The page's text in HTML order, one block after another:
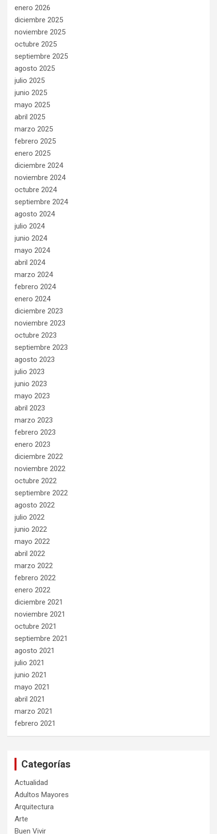
enero 2026
diciembre 2025
noviembre 2025
octubre 2025
septiembre 2025
agosto 2025
julio 2025
junio 2025
mayo 2025
abril 2025
marzo 2025
febrero 2025
enero 2025
diciembre 2024
noviembre 2024
octubre 2024
septiembre 2024
agosto 2024
julio 2024
junio 2024
mayo 2024
abril 2024
marzo 2024
febrero 2024
enero 2024
diciembre 2023
noviembre 2023
octubre 2023
septiembre 2023
agosto 2023
julio 2023
junio 2023
mayo 2023
abril 2023
marzo 2023
febrero 2023
enero 2023
diciembre 2022
noviembre 2022
octubre 2022
septiembre 2022
agosto 2022
julio 2022
junio 2022
mayo 2022
abril 2022
marzo 2022
febrero 2022
enero 2022
diciembre 2021
noviembre 2021
octubre 2021
septiembre 2021
agosto 2021
julio 2021
junio 2021
mayo 2021
abril 2021
marzo 2021
febrero 2021
Categorías
Actualidad
Adultos Mayores
Arquitectura
Arte
Buen Vivir